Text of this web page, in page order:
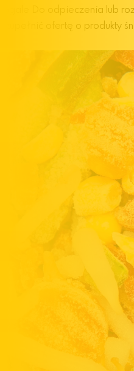
Do odpieczenia lub
uzupełnić ofertę o produkty